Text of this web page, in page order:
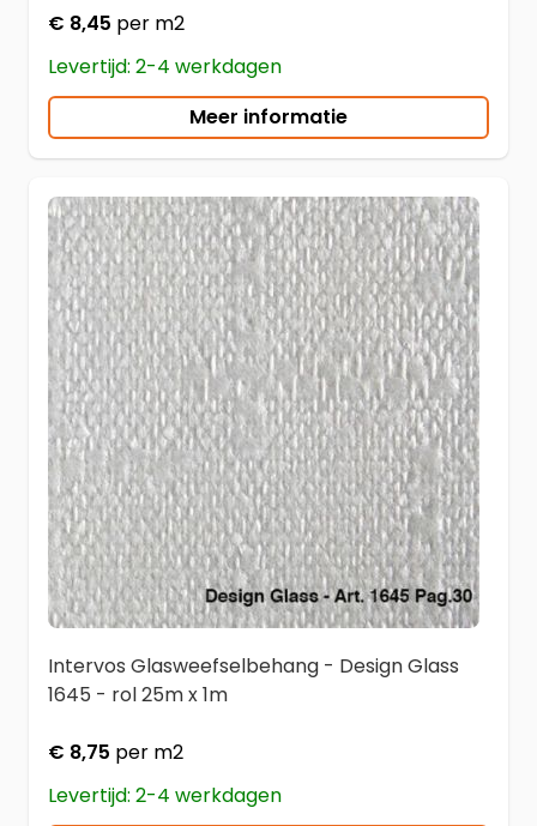
€ 8,45 per m2
Levertijd: 2-4 werkdagen
Meer informatie
Intervos Glasweefselbehang - Design Glass
1645 - rol 25m x 1m
€ 8,75 per m2
Levertijd: 2-4 werkdagen